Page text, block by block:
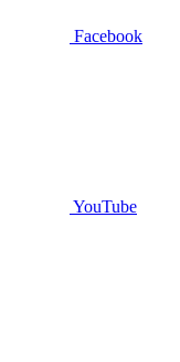
Facebook
YouTube